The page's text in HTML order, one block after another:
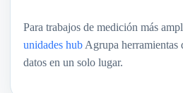
Para trabajos de medición más
unidades hub Agrupa herramientas
datos en un solo lugar.